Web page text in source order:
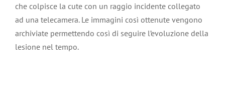
che colpisce la cute con un raggio incidente collegato
ad una telecamera. Le immagini così ottenute vengono
archiviate permettendo così di seguire l’evoluzione della
lesione nel tempo.